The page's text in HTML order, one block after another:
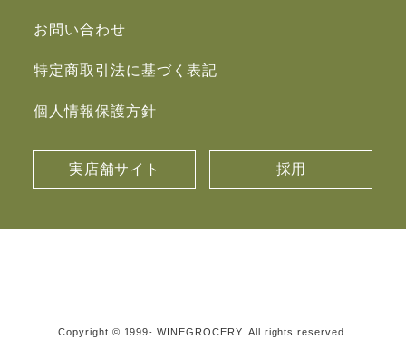
お問い合わせ
特定商取引法に基づく表記
個人情報保護方針
実店舗サイト 採用
Copyright © 1999- WINEGROCERY. All rights reserved.